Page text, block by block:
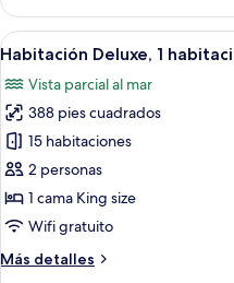
la
laguna
de
lujo,
1
vista
a
la
laguna
Abrir
todas
las
fotos
de
Habitación
Deluxe,
1
habitación,
vista
8
Habitación Deluxe, 1
Vista parcial al mar
388 pies cuadrados
15 habitaciones
2 personas
1 cama King size
Wifi gratuito
Más detalles
Más